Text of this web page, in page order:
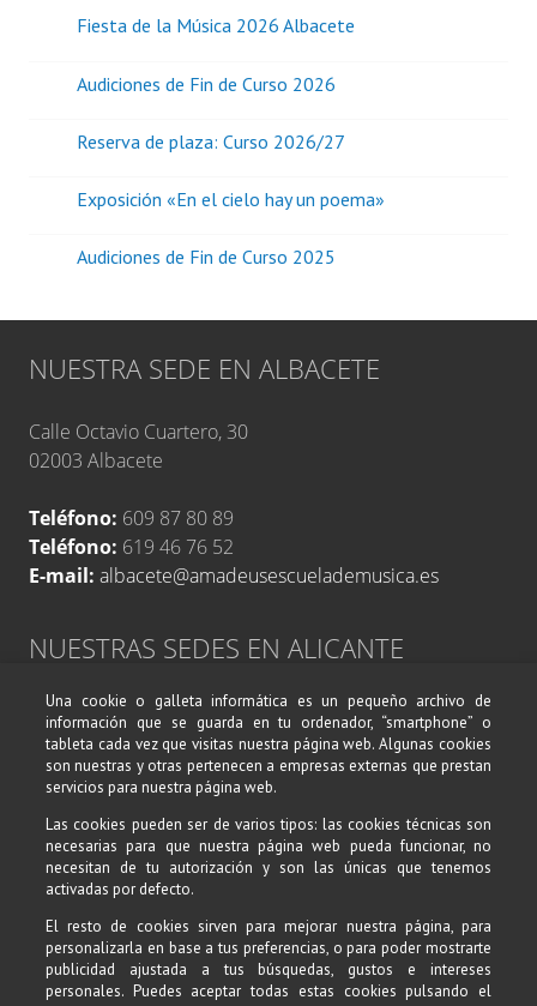
Fiesta de la Música 2026 Albacete
Audiciones de Fin de Curso 2026
Reserva de plaza: Curso 2026/27
Exposición «En el cielo hay un poema»
Audiciones de Fin de Curso 2025
NUESTRA SEDE EN ALBACETE
Calle Octavio Cuartero, 30
02003 Albacete
Teléfono: 609 87 80 89
Teléfono: 619 46 76 52
E-mail: albacete@amadeusescuelademusica.es
NUESTRAS SEDES EN ALICANTE
Avenida de Alcoy, 17
Calle Belando, 19
03004 Alicante
Teléfono:619 46 76 52
Teléfono: 609 87 80 89
E-mail:alicante@amadeusescuelademusica.es
SÍGUENOS EN REDES SOCIALES
Una cookie o galleta informática es un pequeño archivo de
información que se guarda en tu ordenador, “smartphone” o
tableta cada vez que visitas nuestra página web. Algunas cookies
son nuestras y otras pertenecen a empresas externas que prestan
servicios para nuestra página web.
Las cookies pueden ser de varios tipos: las cookies técnicas son
necesarias para que nuestra página web pueda funcionar, no
necesitan de tu autorización y son las únicas que tenemos
activadas por defecto.
El resto de cookies sirven para mejorar nuestra página, para
personalizarla en base a tus preferencias, o para poder mostrarte
publicidad ajustada a tus búsquedas, gustos e intereses
personales. Puedes aceptar todas estas cookies pulsando el